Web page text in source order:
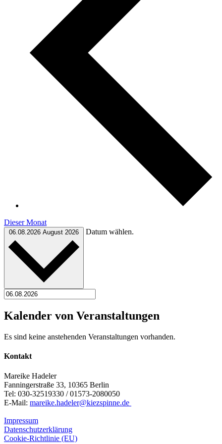
Dieser Monat
06.08.2026 August 2026 Datum wählen.
Kalender von Veranstaltungen
Es sind keine anstehenden Veranstaltungen vorhanden.
Kontakt
Mareike Hadeler
Fanningerstraße 33, 10365 Berlin
Tel: 030-32519330 / 01573-2080050
E-Mail: mareike.hadeler@kiezspinne.de
Impressum
Datenschutzerklärung
Cookie-Richtlinie (EU)